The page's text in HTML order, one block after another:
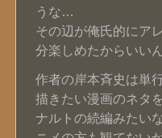
うな…
その辺が俺氏的にア
分楽しめたからいい
作者の岸本斉史は単
描きたい漫画のネタ
ナルトの続編みたい